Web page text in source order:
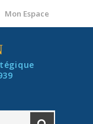
Mon Espace